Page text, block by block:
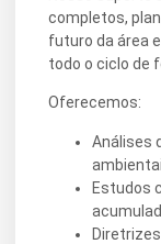
completos,
futuro da área
todo o ciclo de
Oferecemos:
Análises
Estudos